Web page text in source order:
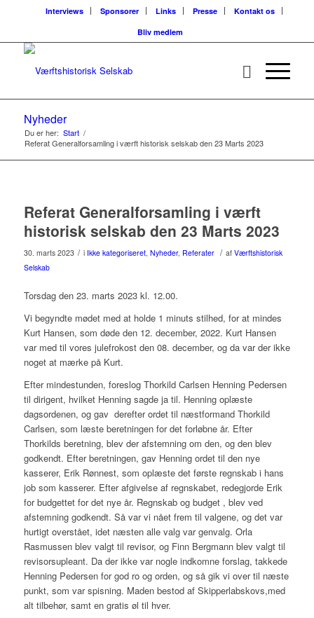
Interviews Sponsorer Links Presse
Kontakt os
Bliv medlem
Nyheder
Du er her: Start /
Referat Generalforsamling i værft historisk selskab den 23 Marts 2023
Referat Generalforsamling i værft
historisk selskab den 23 Marts 2023
30. marts 2023 / i Ikke kategoriseret, Nyheder, Referater / af Værftshistorisk
Selskab
Torsdag den 23. marts 2023 kl. 12.00.
Vi begyndte mødet med at holde 1 minuts stilhed, for at mindes
Kurt Hansen, som døde den 12. december, 2022. Kurt Hansen
var med til vores julefrokost den 08. december, og da var der ikke
noget at mærke på Kurt.
Efter mindestunden, foreslog Thorkild Carlsen Henning Pedersen
til dirigent, hvilket Henning sagde ja til. Henning oplæste
dagsordenen, og gav derefter ordet til næstformand Thorkild
Carlsen, som læste beretningen for det forløbne år. Efter
Thorkilds beretning, blev der afstemning om den, og den blev
godkendt. Efter beretningen, gav Henning ordet til den nye
kasserer, Erik Rønnest, som oplæste det første regnskab i hans
job som kasserer. Efter afgivelse af regnskabet, redegjorde Erik
for budgettet for det nye år. Regnskab og budget , blev ved
afstemning godkendt. Så var vi nået frem til valgene, og det var
hurtigt overstået, idet næsten alle valg var genvalg. Orla
Rasmussen blev valgt til revisor, og Finn Bergmann blev valgt til
revisorsupleant. Da der ikke var nogle indkomne forslag, takkede
Henning Pedersen for god ro og orden, og så gik vi over til næste
punkt, som var spisning. Maden bestod af Skipperlabskovs,med
alt tilbehør, samt en gratis øl til hver.